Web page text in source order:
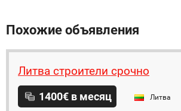
Похожие объявления
Литва строители срочно
1400€ в месяц Литва